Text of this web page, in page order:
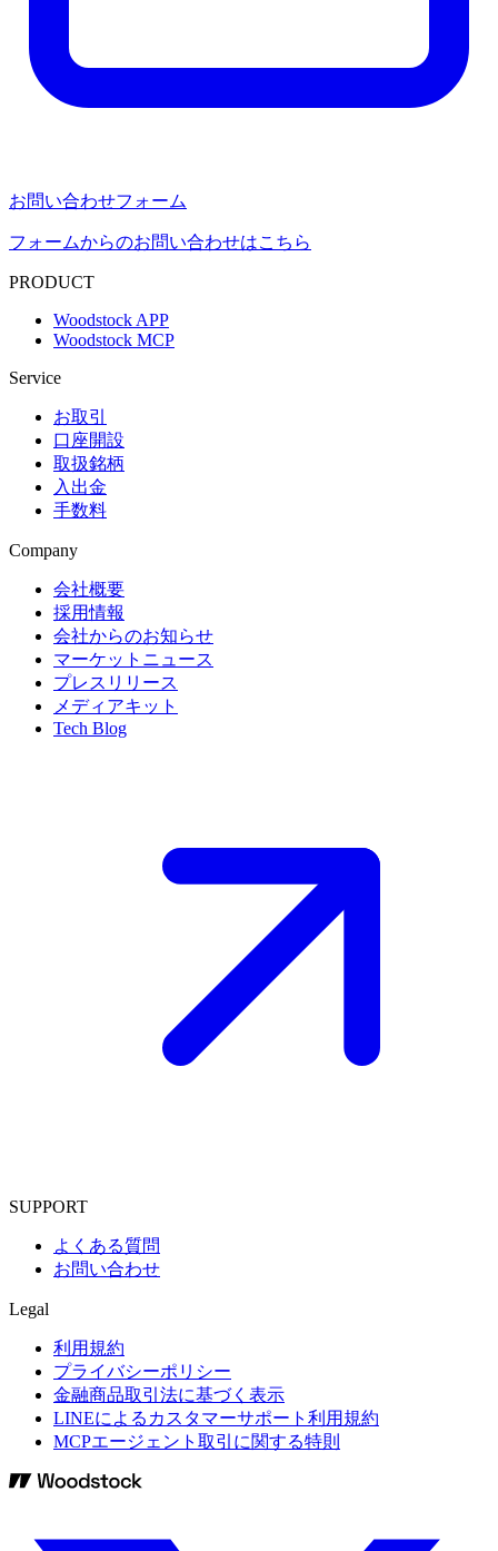
お問い合わせフォーム
フォームからのお問い合わせはこちら
PRODUCT
Woodstock APP
Woodstock MCP
Service
お取引
口座開設
取扱銘柄
入出金
手数料
Company
会社概要
採用情報
会社からのお知らせ
マーケットニュース
プレスリリース
メディアキット
Tech Blog
SUPPORT
よくある質問
お問い合わせ
Legal
利用規約
プライバシーポリシー
金融商品取引法に基づく表示
LINEによるカスタマーサポート利用規約
MCPエージェント取引に関する特則